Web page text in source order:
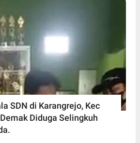
SDN di Karangrejo, Kec
Diduga Selingkuh